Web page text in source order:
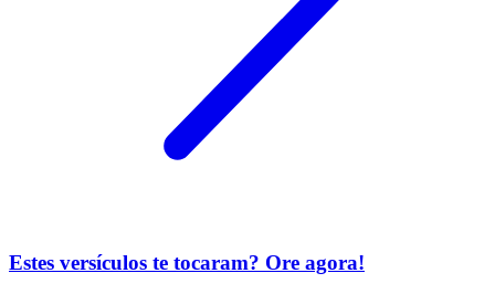
Estes versículos te tocaram? Ore agora!